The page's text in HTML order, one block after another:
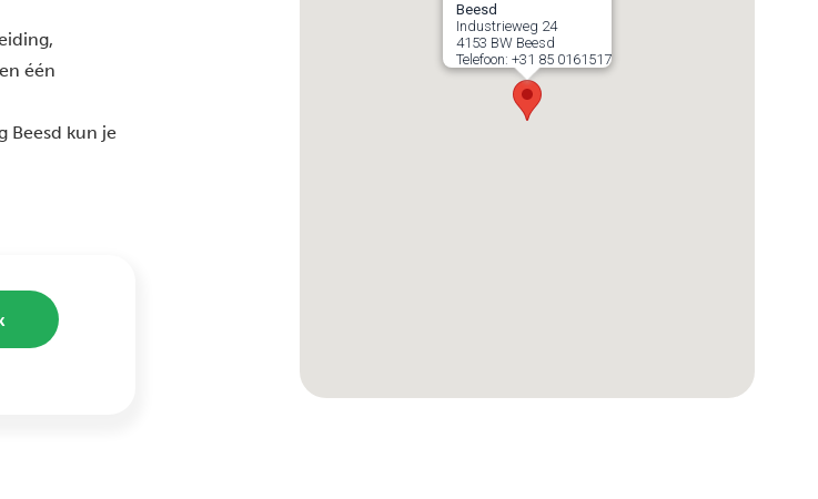
één
Beesd kun je
Beesd
Industrieweg 24
4153 BW Beesd
Telefoon: +31 85 0161517